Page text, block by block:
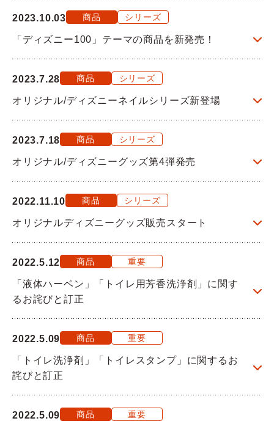
2023.10.03 商品 シリーズ
「ディズニー100」テーマの商品を新発売！
2023.7.28 商品 シリーズ
オリジナル/ディズニーネイルシリーズ新登場
2023.7.18 商品 シリーズ
オリジナル/ディズニーグッズ第4弾発売
2022.11.10 商品 シリーズ
オリジナルディズニーグッズ販売スタート
2022.5.12 商品 重要
「液体ハーベン」「トイレ用芳香洗浄剤」に関す
るお詫びと訂正
2022.5.09 商品 重要
「トイレ洗浄剤」「トイレスタンプ」に関するお
詫びと訂正
2022.5.09 商品 重要